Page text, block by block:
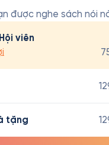
được nghe sách nói
viên
tặng